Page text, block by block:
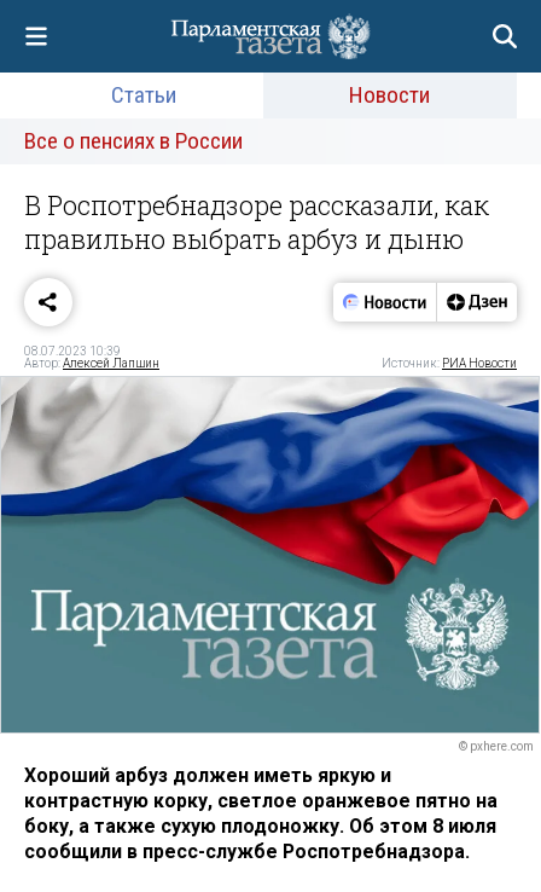
Статьи
Новости
Все о пенсиях в России
В Роспотребнадзоре рассказали, как
правильно выбрать арбуз и дыню
08.07.2023 10:39
Автор:Алексей Лапшин Источник: РИА Новости
© pxhere.com
Хороший арбуз должен иметь яркую и
контрастную корку, светлое оранжевое пятно на
боку, а также сухую плодоножку. Об этом 8 июля
сообщили в пресс-службе Роспотребнадзора.